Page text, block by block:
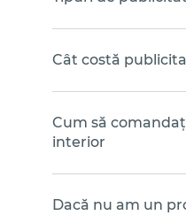
Cât costă
Cum să
interior
Dacă nu am un